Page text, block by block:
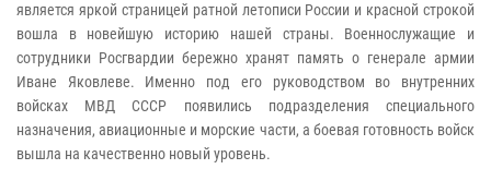
является яркой страницей ратной летописи России и красной строкой
вошла в новейшую историю нашей страны. Военнослужащие и
сотрудники Росгвардии бережно хранят память о генерале армии
Иване Яковлеве. Именно под его руководством во внутренних
войсках МВД СССР появились подразделения специального
назначения, авиационные и морские части, а боевая готовность войск
вышла на качественно новый уровень.